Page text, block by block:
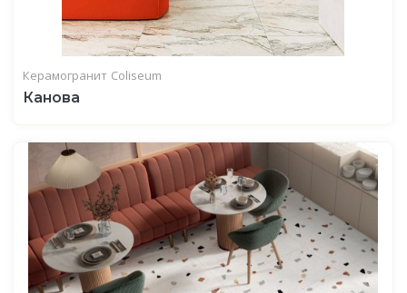
Керамогранит Coliseum
Канова